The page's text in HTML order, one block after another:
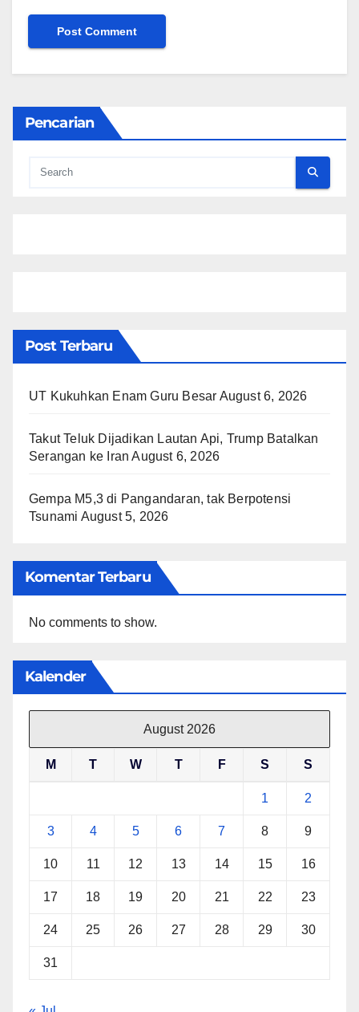
Pencarian
Post Terbaru
UT Kukuhkan Enam Guru Besar August 6, 2026
Takut Teluk Dijadikan Lautan Api, Trump Batalkan
Serangan ke Iran August 6, 2026
Gempa M5,3 di Pangandaran, tak Berpotensi
Tsunami August 5, 2026
Komentar Terbaru
No comments to show.
Kalender
August 2026
M T W T F S S
1 2
3 4 5 6 7 8 9
10 11 12 13 14 15 16
17 18 19 20 21 22 23
24 25 26 27 28 29 30
31